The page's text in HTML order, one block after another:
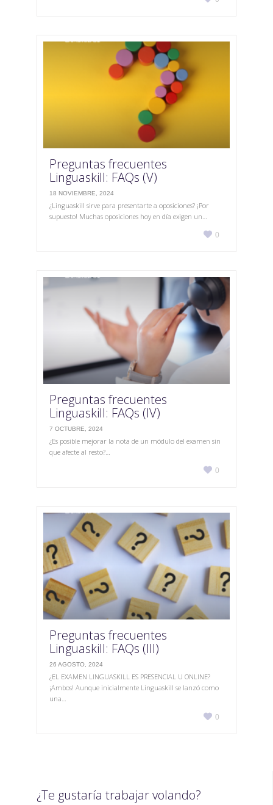
Preguntas frecuentes
Linguaskill: FAQs (V)
18 NOVIEMBRE, 2024
¿Linguaskill sirve para presentarte a oposiciones? ¡Por
supuesto! Muchas oposiciones hoy en día exigen un…
Love
0
Preguntas frecuentes
Linguaskill: FAQs (IV)
7 OCTUBRE, 2024
¿Es posible mejorar la nota de un módulo del examen sin
que afecte al resto?…
Love
0
Preguntas frecuentes
Linguaskill: FAQs (III)
26 AGOSTO, 2024
¿EL EXAMEN LINGUASKILL ES PRESENCIAL U ONLINE?
¡Ambos! Aunque inicialmente Linguaskill se lanzó como
una…
Love
0
¿Te gustaría trabajar volando?